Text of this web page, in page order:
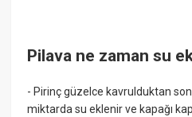
Pilava ne zaman su
- Pirinç güzelce kavrulduktan
miktarda su eklenir ve kapağı